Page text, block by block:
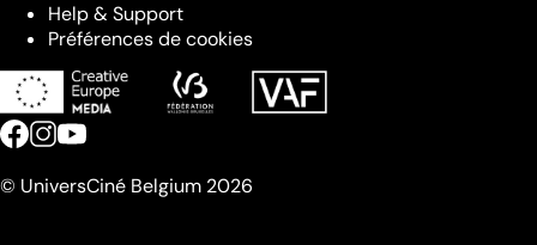
Help & Support
Préférences de cookies
© UniversCiné Belgium 2026